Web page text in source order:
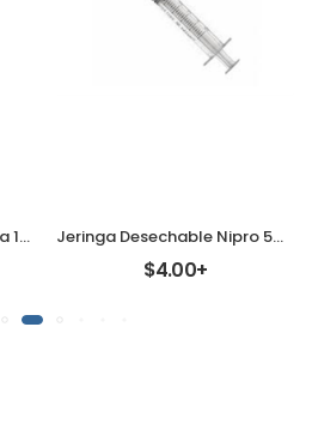
Cinta Micropore 3M Blanca 1530 Pieza Jeringa Desechable Nipro 5ml. [Pieza]
$4.00+